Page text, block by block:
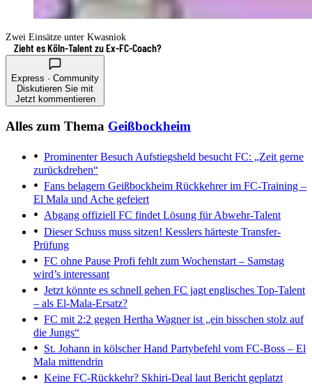
Zwei Einsätze unter Kwasniok
Zieht es Köln-Talent zu Ex-FC-Coach?
Express · Community
Diskutieren Sie mit
Jetzt kommentieren
Alles zum Thema Geißbockheim
Prominenter Besuch Aufstiegsheld besucht FC: „Zeit gerne
zurückdrehen“
Fans belagern Geißbockheim Rückkehrer im FC-Training –
El Mala und Ache gefeiert
Abgang offiziell FC findet Lösung für Abwehr-Talent
Dieser Schuss muss sitzen! Kesslers härteste Transfer-
Prüfung
FC ohne Pause Profi fehlt zum Wochenstart – Samstag
wird’s interessant
Jetzt könnte es schnell gehen FC jagt englisches Top-Talent
– als El-Mala-Ersatz?
FC mit 2:2 gegen Hertha Wagner ist „ein bisschen stolz auf
die Jungs“
St. Johann in kölscher Hand Partybefehl vom FC-Boss – El
Mala mittendrin
Keine FC-Rückkehr? Skhiri-Deal laut Bericht geplatzt